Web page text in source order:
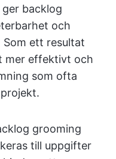
backlog
och
ett resultat
mer effektivt och
som ofta
grooming
till uppgifter